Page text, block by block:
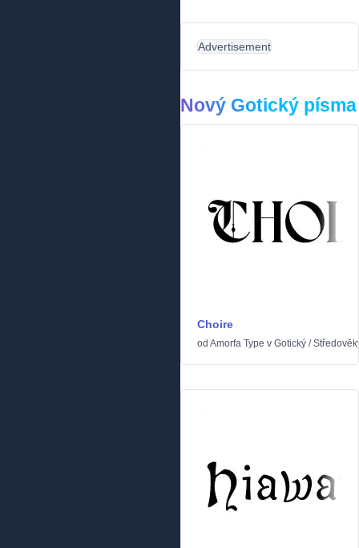
Advertisement
Nový Gotický písma
Choire
od Amorfa Type v Gotický /